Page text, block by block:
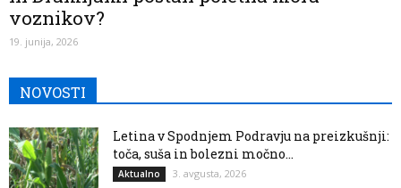
voznikov?
19. junija, 2026
NOVOSTI
Letina v Spodnjem Podravju na preizkušnji:
toča, suša in bolezni močno...
Aktualno 3. avgusta, 2026